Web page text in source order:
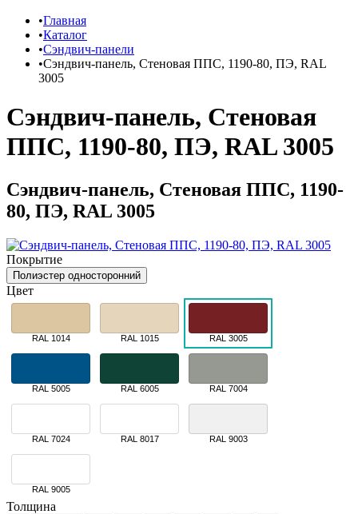
Главная
Каталог
Сэндвич-панели
Сэндвич-панель, Стеновая ППС, 1190-80, ПЭ, RAL
3005
Сэндвич-панель, Стеновая
ППС, 1190-80, ПЭ, RAL 3005
Сэндвич-панель, Стеновая ППС, 1190-
80, ПЭ, RAL 3005
Покрытие
Полиэстер односторонний
Цвет
RAL 1014 RAL 1015 RAL 3005
RAL 5005 RAL 6005 RAL 7004
RAL 7024 RAL 8017 RAL 9003
RAL 9005
Толщина